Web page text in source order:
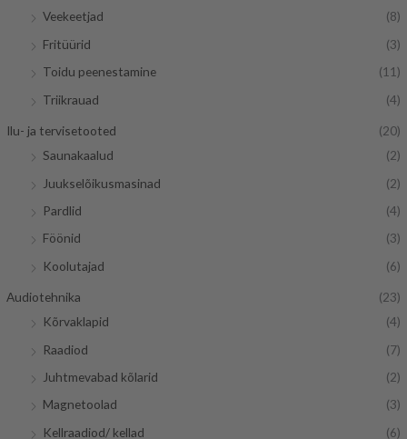
Veekeetjad
(8)
Fritüürid
(3)
Toidu peenestamine
(11)
Triikrauad
(4)
Ilu- ja tervisetooted
(20)
Saunakaalud
(2)
Juukselõikusmasinad
(2)
Pardlid
(4)
Föönid
(3)
Koolutajad
(6)
Audiotehnika
(23)
Kõrvaklapid
(4)
Raadiod
(7)
Juhtmevabad kõlarid
(2)
Magnetoolad
(3)
Kellraadiod/ kellad
(6)